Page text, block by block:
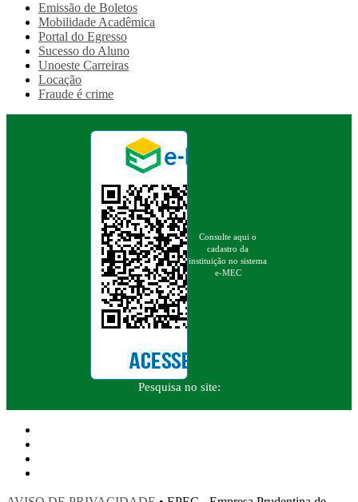
Emissão de Boletos
Mobilidade Acadêmica
Portal do Egresso
Sucesso do Aluno
Unoeste Carreiras
Locação
Fraude é crime
Consulte aqui o
cadastro da
instituição no sistema
e-MEC
Pesquisa no site: